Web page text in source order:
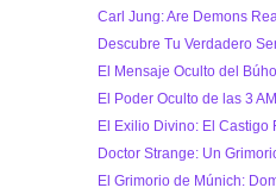
Carl Jung: Are Demons
Descubre Tu Verdadero
El Mensaje Oculto del
El Poder Oculto de las 3
El Exilio Divino: El Castigo
Doctor Strange: Un
El Grimorio de Múnich: